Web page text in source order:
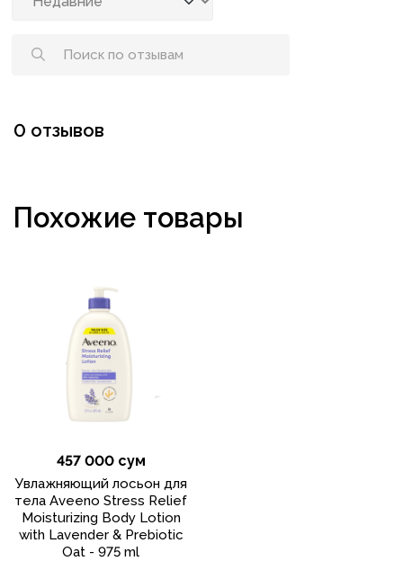
0 отзывов
Похожие товары
457 000 сум
Увлажняющий лосьон для
тела Aveeno Stress Relief
Moisturizing Body Lotion
with Lavender & Prebiotic
Oat - 975 ml